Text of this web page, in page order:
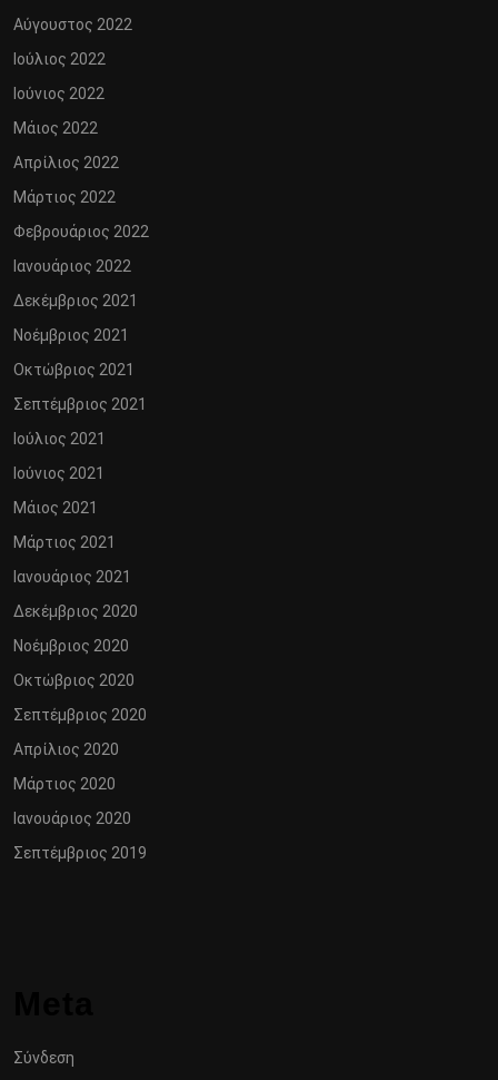
Αύγουστος 2022
Ιούλιος 2022
Ιούνιος 2022
Μάιος 2022
Απρίλιος 2022
Μάρτιος 2022
Φεβρουάριος 2022
Ιανουάριος 2022
Δεκέμβριος 2021
Νοέμβριος 2021
Οκτώβριος 2021
Σεπτέμβριος 2021
Ιούλιος 2021
Ιούνιος 2021
Μάιος 2021
Μάρτιος 2021
Ιανουάριος 2021
Δεκέμβριος 2020
Νοέμβριος 2020
Οκτώβριος 2020
Σεπτέμβριος 2020
Απρίλιος 2020
Μάρτιος 2020
Ιανουάριος 2020
Σεπτέμβριος 2019
Σύνδεση